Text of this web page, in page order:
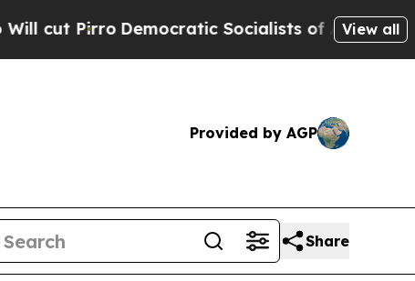
Democratic Socialists of America Propose
View all
Provided by AGP
Share